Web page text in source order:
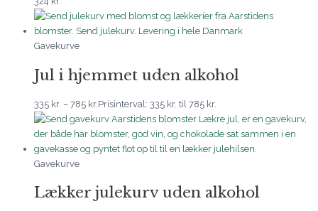
Gavekurve
Jul i hjemmet uden alkohol
335 kr. – 785 kr. Prisinterval: 335 kr. til 785 kr.
Gavekurve
Lækker julekurv uden alkohol